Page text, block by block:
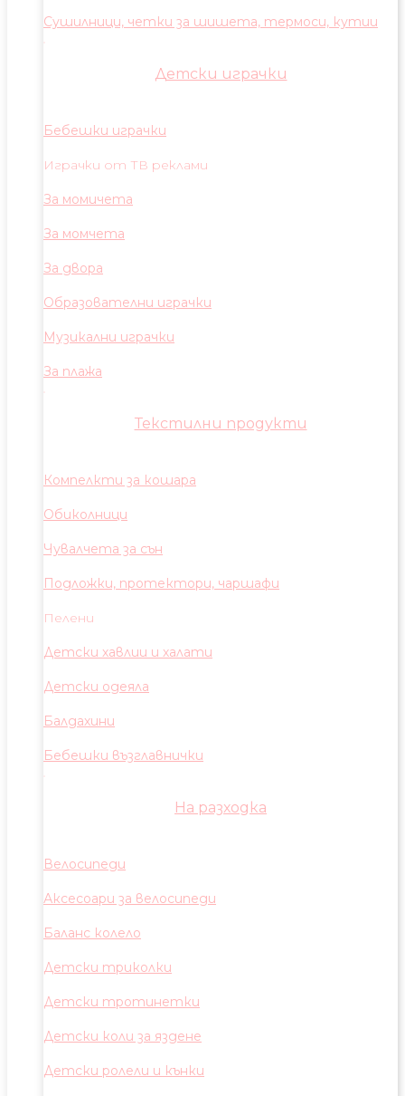
Сушилници, четки за шишета, термоси, кутии
Детски играчки
Бебешки играчки
Играчки от ТВ реклами
За момичета
За момчета
За двора
Образователни играчки
Музикални играчки
За плажа
Текстилни продукти
Компелкти за кошара
Обиколници
Чувалчета за сън
Подложки, протектори, чаршафи
Пелени
Детски хавлии и халати
Детски одеяла
Балдахини
Бебешки възглавнички
На разходка
Велосипеди
Аксесоари за велосипеди
Баланс колело
Детски триколки
Детски тротинетки
Детски коли за яздене
Детски ролели и кънки